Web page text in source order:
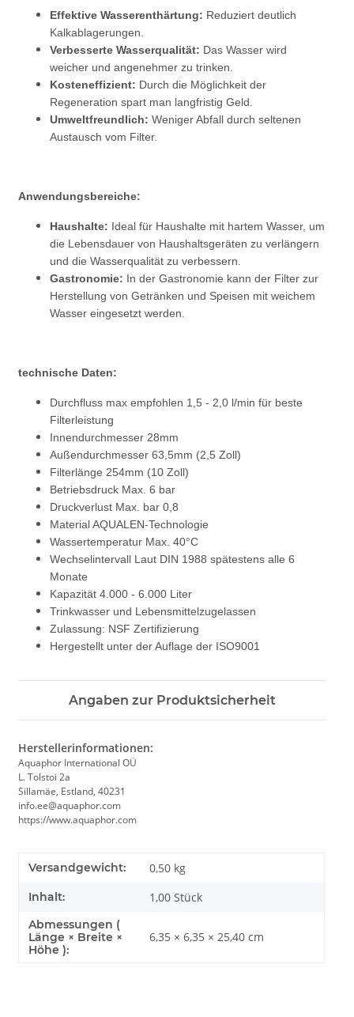
Effektive Wasserenthärtung: Reduziert deutlich
Kalkablagerungen.
Verbesserte Wasserqualität: Das Wasser wird
weicher und angenehmer zu trinken.
Kosteneffizient: Durch die Möglichkeit der
Regeneration spart man langfristig Geld.
Umweltfreundlich: Weniger Abfall durch seltenen
Austausch vom Filter.
Anwendungsbereiche:
Haushalte: Ideal für Haushalte mit hartem Wasser, um
die Lebensdauer von Haushaltsgeräten zu verlängern
und die Wasserqualität zu verbessern.
Gastronomie: In der Gastronomie kann der Filter zur
Herstellung von Getränken und Speisen mit weichem
Wasser eingesetzt werden.
technische Daten:
Durchfluss max empfohlen 1,5 - 2,0 l/min für beste
Filterleistung
Innendurchmesser 28mm
Außendurchmesser 63,5mm (2,5 Zoll)
Filterlänge 254mm (10 Zoll)
Betriebsdruck Max. 6 bar
Druckverlust Max. bar 0,8
Material AQUALEN-Technologie
Wassertemperatur Max. 40°C
Wechselintervall Laut DIN 1988 spätestens alle 6
Monate
Kapazität 4.000 - 6.000 Liter
Trinkwasser und Lebensmittelzugelassen
Zulassung: NSF Zertifizierung
Hergestellt unter der Auflage der ISO9001
Angaben zur Produktsicherheit
Herstellerinformationen:
Aquaphor International OÜ
L. Tolstoi 2a
Sillamäe, Estland, 40231
info.ee@aquaphor.com
https://www.aquaphor.com
Versandgewicht: 0,50 kg
Inhalt: 1,00 Stück
Abmessungen (
Länge × Breite ×
Höhe ):
6,35 × 6,35 × 25,40 cm